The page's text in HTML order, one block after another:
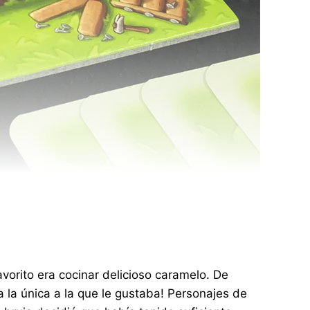
era cocinar delicioso caramelo. De
única a la que le gustaba! Personajes de